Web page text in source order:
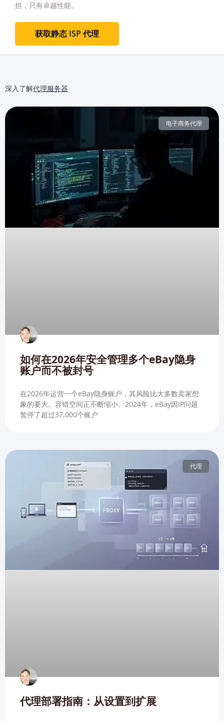
担，只有卓越性能。
获取静态 ISP 代理
深入了解代理服务器
电子商务代理
如何在2026年安全管理多个eBay隐身
账户而不被封号
在2026年运营一个eBay隐身账户，其风险比大多数卖家想
象的要大。容错空间正不断缩小。2024年，eBay因IP问题
暂停了超过37,000个账户
代理
代理部署指南：从设置到扩展